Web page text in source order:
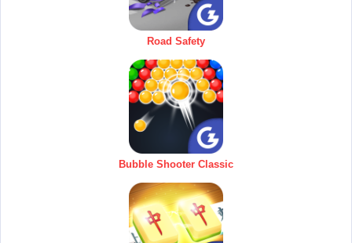
Road Safety
Bubble Shooter Classic